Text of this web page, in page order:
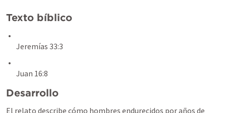
Texto bíblico
Jeremías 33:3
Juan 16:8
Desarrollo
El relato describe cómo hombres endurecidos por años de